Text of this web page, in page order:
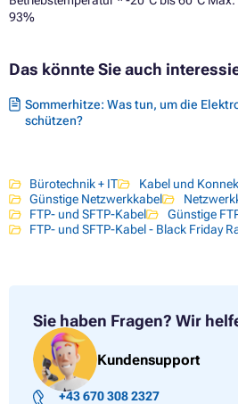
93%
Das könnte Sie auch
Sommerhitze: Was tun, um die
schützen?
Bürotechnik + IT Kabel und
Günstige Netzwerkkabel
FTP- und SFTP-Kabel
Günstige
FTP- und SFTP-Kabel - Black Friday
Sie haben Fragen? Wir
Kundensupport
+43 670 308 2327